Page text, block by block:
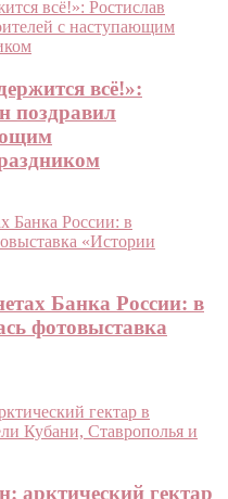
всё!»:
поздравил
Банка России: в
фотовыставка
арктический гектар